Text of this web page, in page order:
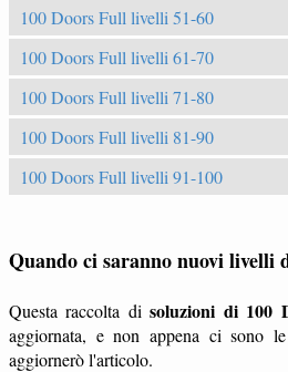
100 Doors Full livelli 51-60
100 Doors Full livelli 61-70
100 Doors Full livelli 71-80
100 Doors Full livelli 81-90
100 Doors Full livelli 91-100
Quando ci saranno nuovi livelli
Questa raccolta disoluzioni di 100
aggiornata, e non appena ci sono le
aggiornerò l'articolo.